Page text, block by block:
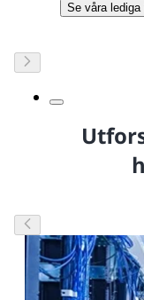
Se våra lediga